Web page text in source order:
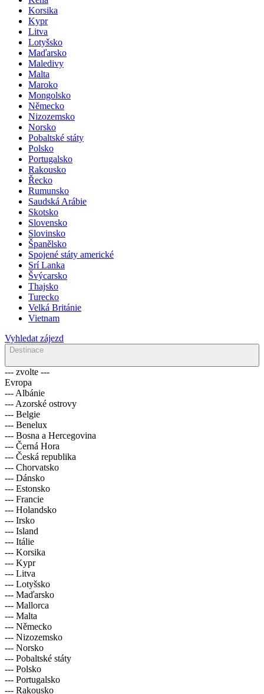
Korsika
Kypr
Litva
Lotyšsko
Maďarsko
Maledivy
Malta
Maroko
Mongolsko
Německo
Nizozemsko
Norsko
Pobaltské státy
Polsko
Portugalsko
Rakousko
Řecko
Rumunsko
Saudská Arábie
Skotsko
Slovensko
Slovinsko
Španělsko
Spojené státy americké
Srí Lanka
Švýcarsko
Thajsko
Turecko
Velká Británie
Vietnam
Vyhledat zájezd
Destinace
--- zvolte ---
Evropa
--- Albánie
--- Azorské ostrovy
--- Belgie
--- Benelux
--- Bosna a Hercegovina
--- Černá Hora
--- Česká republika
--- Chorvatsko
--- Dánsko
--- Estonsko
--- Francie
--- Holandsko
--- Irsko
--- Island
--- Itálie
--- Korsika
--- Kypr
--- Litva
--- Lotyšsko
--- Maďarsko
--- Mallorca
--- Malta
--- Německo
--- Nizozemsko
--- Norsko
--- Pobaltské státy
--- Polsko
--- Portugalsko
--- Rakousko